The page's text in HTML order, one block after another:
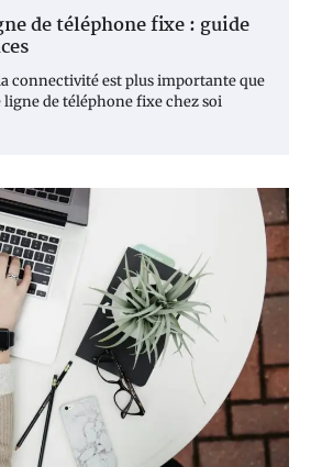
de téléphone fixe : guide
connectivité est plus importante que
de téléphone fixe chez soi